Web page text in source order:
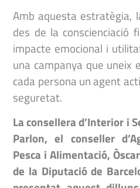
Amb aquesta estratègia,
des de la conscienciació
impacte emocional i
una campanya que
cada persona un agent
seguretat.
La consellera d’Interior i
Parlon, el conseller
Pesca i Alimentació,
de la Diputació de